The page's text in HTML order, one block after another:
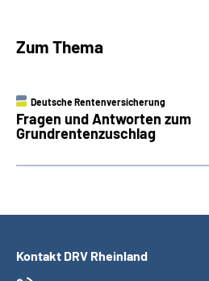
Zum Thema
Deutsche Rentenversicherung
Fragen und Antworten zum
Grundrentenzuschlag
Kontakt DRV Rheinland